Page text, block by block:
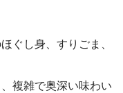
ぐし身、すりごま、
複雑で奥深い味わい